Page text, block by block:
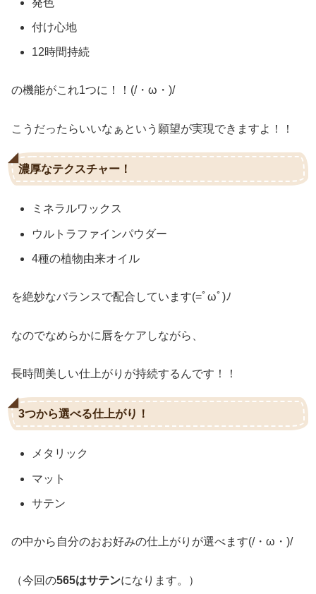
付け心地
12時間持続
の機能がこれ1つに！！(/・ω・)/
こうだったらいいなぁという願望が実現できますよ！！
濃厚なテクスチャー！
ミネラルワックス
ウルトラファインパウダー
4種の植物由来オイル
を絶妙なバランスで配合しています(=ﾟωﾟ)ﾉ
なのでなめらかに唇をケアしながら、
長時間美しい仕上がりが持続するんです！！
3つから選べる仕上がり！
メタリック
マット
サテン
の中から自分のおお好みの仕上がりが選べます(/・ω・)/
（今回の565はサテンになります。）